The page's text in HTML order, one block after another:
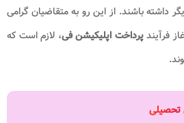
داشته باشند. از این رو به متقاضیان گرامی
فرآیندپرداخت اپلیکیشن فی، لازم است که
تحصیلی